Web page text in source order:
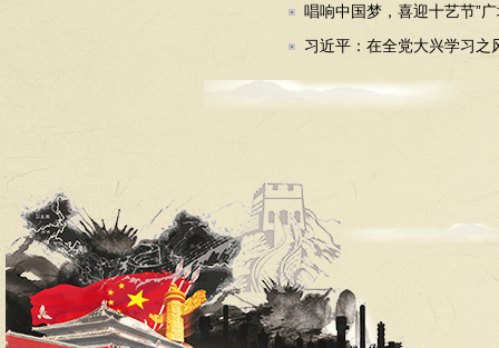
唱响中国梦，喜迎十艺节”
习近平：在全党大兴学习